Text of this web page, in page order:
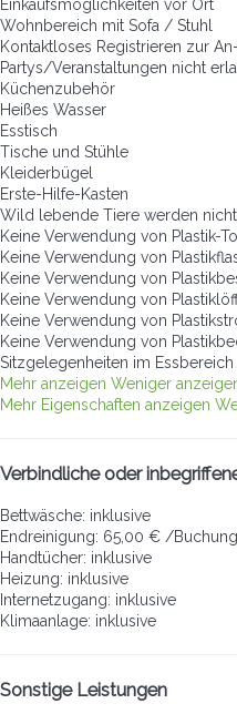
Einkaufsmöglichkeiten vor Ort
Wohnbereich mit Sofa / Stuhl
Kontaktloses Registrieren zur
Partys/Veranstaltungen nicht
Küchenzubehör
Heißes Wasser
Esstisch
Tische und Stühle
Kleiderbügel
Erste-Hilfe-Kasten
Wild lebende Tiere werden
Keine Verwendung von Plastik-
Keine Verwendung von
Keine Verwendung von
Keine Verwendung von
Keine Verwendung von
Keine Verwendung von
Sitzgelegenheiten im Essbereich
Mehr anzeigen Weniger
Mehr Eigenschaften anzeigen
Verbindliche oder
Bettwäsche: inklusive
Endreinigung: 65,00 € /Buchung
Handtücher: inklusive
Heizung: inklusive
Internetzugang: inklusive
Klimaanlage: inklusive
Sonstige Leistungen